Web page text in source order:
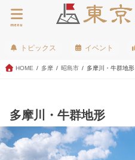
menu
トピックス イベント
HOME 多摩 昭島市 多摩川・牛群地形
多摩川・牛群地形